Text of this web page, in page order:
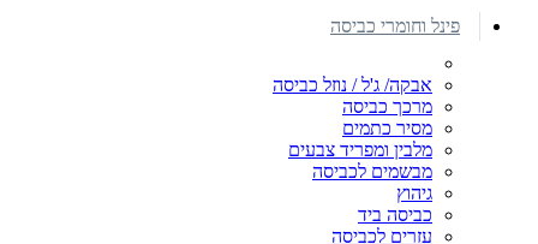
פינל וחומרי כביסה
אבקה/ ג'ל / נוזל כביסה
מרכך כביסה
מסיר כתמים
מלבין ומפריד צבעים
מבשמים לכביסה
גיהוץ
כביסה ביד
עזרים לכביסה